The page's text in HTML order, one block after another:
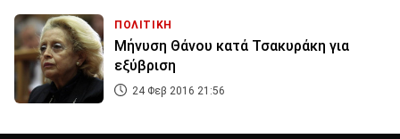
ΠΟΛΙΤΙΚΗ
Μήνυση Θάνου κατά Τσακυράκη για
εξύβριση
24 Φεβ 2016 21:56